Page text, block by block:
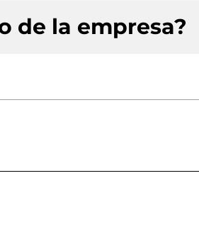
de la empresa?